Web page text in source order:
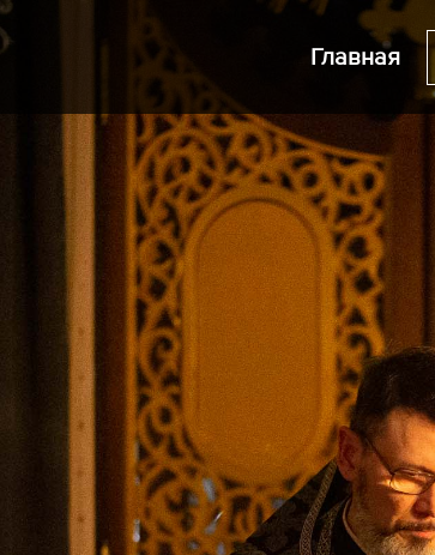
Главная